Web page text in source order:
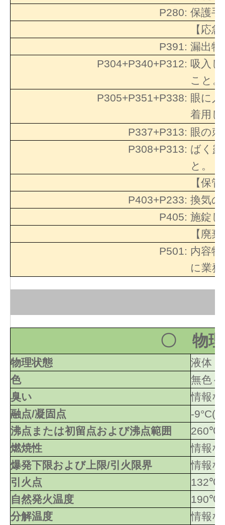
P280: 保護手
【応
P391: 漏出
P304+P340+P312: 吸入
こと
P305+P351+P338: 眼に
着用
P337+P313: 眼の
P308+P313: ばく
と。
【保
P403+P233: 換気
P405: 施錠
【廃
P501: 内容
に業
〇 物理
物理状態
液体
色
無色
臭い
情報
融点/凝固点
-9°C(
沸点または初留点および沸点範囲
260℃
燃焼性
情報
爆発下限および上限/引火限界
情報
引火点
132℃
自然発火温度
190℃
分解温度
情報